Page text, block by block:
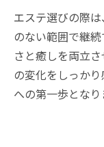
エステ選びの際
のない範囲で継
さと癒しを両立
の変化をしっか
への第一歩となり